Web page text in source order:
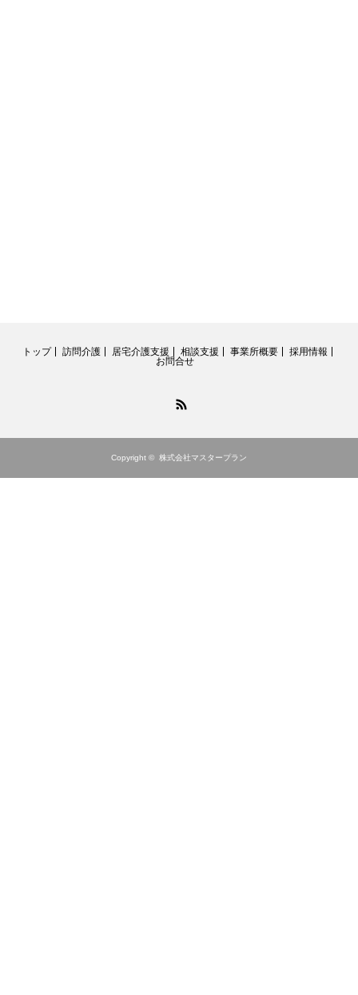
トップ 訪問介護 居宅介護支援 相談支援 事業所概要
採用情報
お問合せ
Copyright © 株式会社マスタープラン